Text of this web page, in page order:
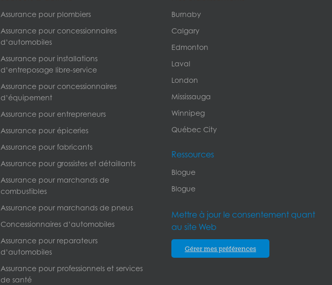
Assurance pour plombiers
Assurance pour concessionnaires
d’automobiles
Assurance pour installations
d’entreposage libre-service
Assurance pour concessionnaires
d’équipement
Assurance pour entrepreneurs
Assurance pour épiceries
Assurance pour fabricants
Assurance pour grossistes et détaillants
Assurance pour marchands de
combustibles
Assurance pour marchands de pneus
Concessionnaires d’automobiles
Assurance pour reparateurs
d’automobiles
Assurance pour professionnels et services
de santé
Burnaby
Calgary
Edmonton
Laval
London
Mississauga
Winnipeg
Québec City
Ressources
Blogue
Blogue
Mettre à jour le consentement quant
au site Web
Gérer mes préférences